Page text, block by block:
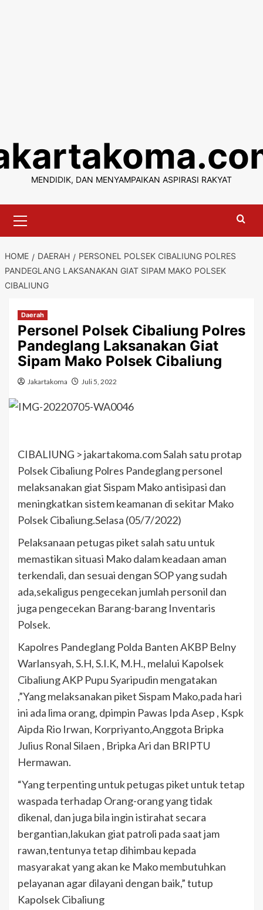
content
MENDIDIK, DAN MENYAMPAIKAN ASPIRASI RAKYAT
Menu
HOME DAERAH
PERSONEL POLSEK CIBALIUNG POLRES
PANDEGLANG LAKSANAKAN GIAT SIPAM MAKO POLSEK
CIBALIUNG
Daerah
Personel Polsek Cibaliung Polres
Pandeglang Laksanakan Giat
Sipam Mako Polsek Cibaliung
Jakartakoma Juli 5, 2022
CIBALIUNG > jakartakoma.com Salah satu protap
Polsek Cibaliung Polres Pandeglang personel
melaksanakan giat Sispam Mako antisipasi dan
meningkatkan sistem keamanan di sekitar Mako
Polsek Cibaliung.Selasa (05/7/2022)
Pelaksanaan petugas piket salah satu untuk
memastikan situasi Mako dalam keadaan aman
terkendali, dan sesuai dengan SOP yang sudah
ada,sekaligus pengecekan jumlah personil dan
juga pengecekan Barang-barang Inventaris
Polsek.
Kapolres Pandeglang Polda Banten AKBP Belny
Warlansyah, S.H, S.I.K, M.H., melalui Kapolsek
Cibaliung AKP Pupu Syaripudin mengatakan
,”Yang melaksanakan piket Sispam Mako,pada hari
ini ada lima orang, dpimpin Pawas Ipda Asep , Kspk
Aipda Rio Irwan, Korpriyanto,Anggota Bripka
Julius Ronal Silaen , Bripka Ari dan BRIPTU
Hermawan.
“Yang terpenting untuk petugas piket untuk tetap
waspada terhadap Orang-orang yang tidak
dikenal, dan juga bila ingin istirahat secara
bergantian,lakukan giat patroli pada saat jam
rawan,tentunya tetap dihimbau kepada
masyarakat yang akan ke Mako membutuhkan
pelayanan agar dilayani dengan baik,” tutup
Kapolsek Cibaliung